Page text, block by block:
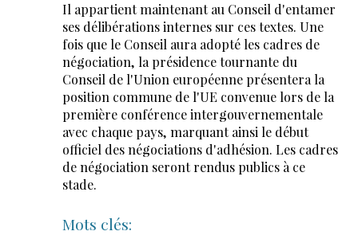
Il appartient maintenant au Conseil d'entamer
ses délibérations internes sur ces textes. Une
fois que le Conseil aura adopté les cadres de
négociation, la présidence tournante du
Conseil de l'Union européenne présentera la
position commune de l'UE convenue lors de la
première conférence intergouvernementale
avec chaque pays, marquant ainsi le début
officiel des négociations d'adhésion. Les cadres
de négociation seront rendus publics à ce
stade.
Mots clés: